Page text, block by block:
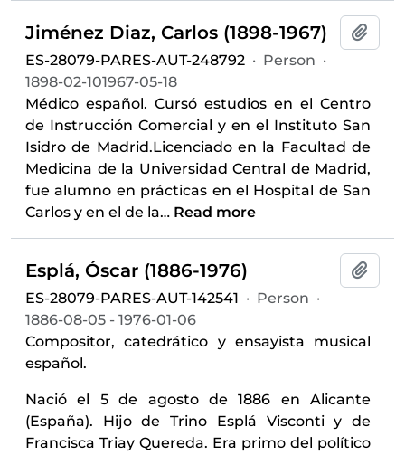
Jiménez Diaz, Carlos (1898-1967)
ES-28079-PARES-AUT-248792 · Person ·
1898-02-101967-05-18
Médico español. Cursó estudios en el Centro
de Instrucción Comercial y en el Instituto San
Isidro de Madrid.Licenciado en la Facultad de
Medicina de la Universidad Central de Madrid,
fue alumno en prácticas en el Hospital de San
Carlos y en el de la… Read more
Esplá, Óscar (1886-1976)
ES-28079-PARES-AUT-142541 · Person ·
1886-08-05 - 1976-01-06
Compositor, catedrático y ensayista musical
español.
Nació el 5 de agosto de 1886 en Alicante
(España). Hijo de Trino Esplá Visconti y de
Francisca Triay Quereda. Era primo del político